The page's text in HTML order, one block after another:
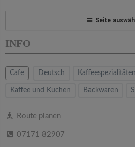
Seite
INFO
Cafe Deutsch Kaffeespezialitäten
Kaffee und Kuchen Backwaren
Route planen
07171 82907
a
v